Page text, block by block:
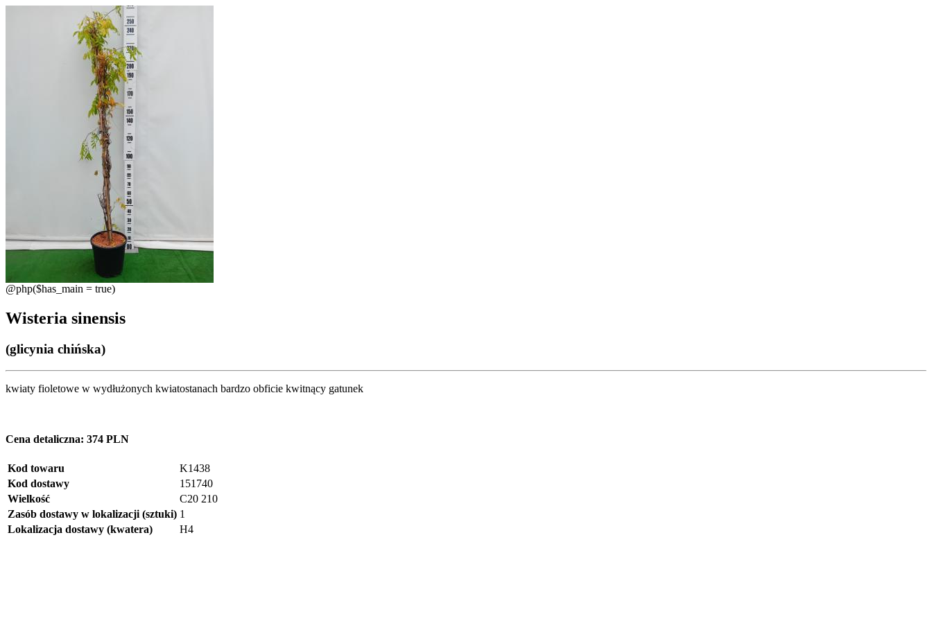
@php($has_main = true)
Wisteria sinensis
(glicynia chińska)
kwiaty fioletowe w wydłużonych kwiatostanach bardzo obficie kwitnący gatunek
Cena detaliczna: 374 PLN
Kod towaru
K1438
Kod dostawy
151740
Wielkość
C20 210
Zasób dostawy w lokalizacji (sztuki) 1
Lokalizacja dostawy (kwatera)
H4